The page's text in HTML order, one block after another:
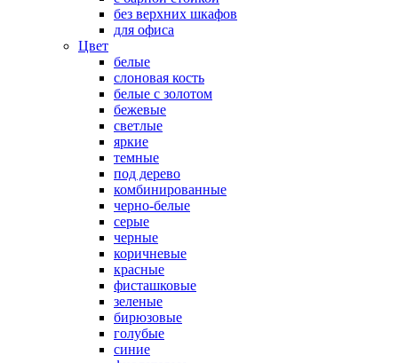
без верхних шкафов
для офиса
Цвет
белые
слоновая кость
белые с золотом
бежевые
светлые
яркие
темные
под дерево
комбинированные
черно-белые
серые
черные
коричневые
красные
фисташковые
зеленые
бирюзовые
голубые
синие